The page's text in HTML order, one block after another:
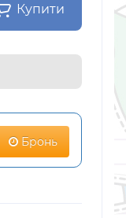
Купити
Бронь